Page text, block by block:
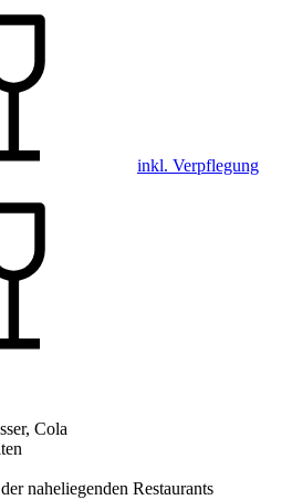
inkl. Verpflegung
Cola
naheliegenden Restaurants